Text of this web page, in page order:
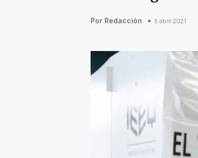
Por Redacción 5 abril 2021